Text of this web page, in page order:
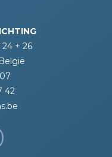
+ 26
42